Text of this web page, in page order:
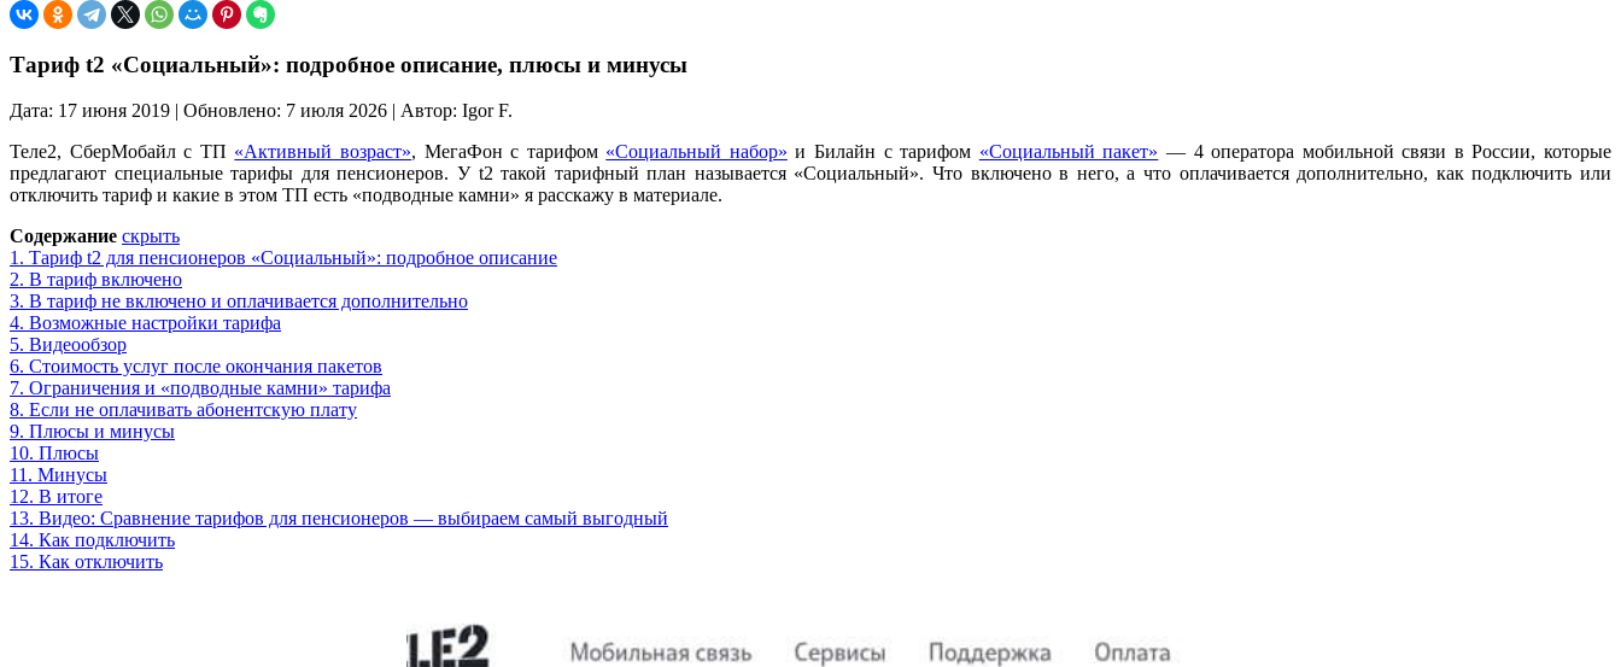
Тариф t2 «Социальный»: подробное описание, плюсы и минусы
Дата: 17 июня 2019 | Обновлено: 7 июля 2026 | Автор: Igor F.
Теле2, СберМобайл с ТП «Активный возраст», МегаФон с тарифом «Социальный набор» и Билайн с тарифом «Социальный пакет» — 4 оператора мобильной связи в России, которые
предлагают специальные тарифы для пенсионеров. У t2 такой тарифный план называется «Социальный». Что включено в него, а что оплачивается дополнительно, как подключить или
отключить тариф и какие в этом ТП есть «подводные камни» я расскажу в материале.
Содержание скрыть
1. Тариф t2 для пенсионеров «Социальный»: подробное описание
2. В тариф включено
3. В тариф не включено и оплачивается дополнительно
4. Возможные настройки тарифа
5. Видеообзор
6. Стоимость услуг после окончания пакетов
7. Ограничения и «подводные камни» тарифа
8. Если не оплачивать абонентскую плату
9. Плюсы и минусы
10. Плюсы
11. Минусы
12. В итоге
13. Видео: Сравнение тарифов для пенсионеров — выбираем самый выгодный
14. Как подключить
15. Как отключить